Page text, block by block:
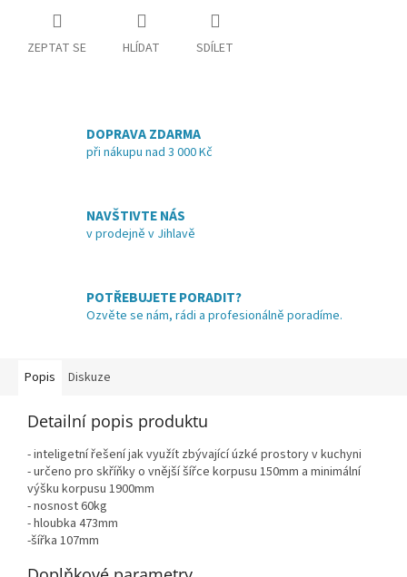
ZEPTAT SE HLÍDAT SDÍLET
DOPRAVA ZDARMA
při nákupu nad 3 000 Kč
NAVŠTIVTE NÁS
v prodejně v Jihlavě
POTŘEBUJETE PORADIT?
Ozvěte se nám, rádi a profesionálně poradíme.
Popis Diskuze
Detailní popis produktu
- inteligetní řešení jak využít zbývající úzké prostory v kuchyni
- určeno pro skříňky o vnější šířce korpusu 150mm a minimální
výšku korpusu 1900mm
- nosnost 60kg
- hloubka 473mm
-šířka 107mm